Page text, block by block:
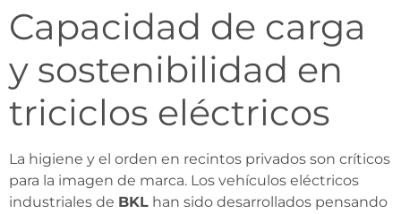
Capacidad de carga
y sostenibilidad en
triciclos eléctricos
La higiene y el orden en recintos privados son críticos
para la imagen de marca. Los vehículos eléctricos
industriales de BKL han sido desarrollados pensando